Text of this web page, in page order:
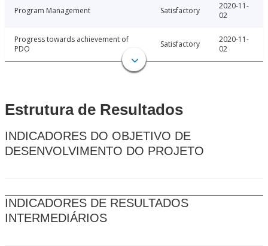
Program Management Satisfactory
2020-11-
02
Progress towards achievement of
PDO
Satisfactory
2020-11-
02
Estrutura de Resultados
INDICADORES DO OBJETIVO DE
DESENVOLVIMENTO DO PROJETO
INDICADORES DE RESULTADOS
INTERMEDIÁRIOS